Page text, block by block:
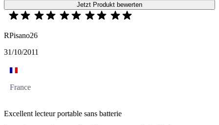
Jetzt Produkt bewerten
RPisano26
31/10/2011
France
Excellent lecteur portable sans batterie